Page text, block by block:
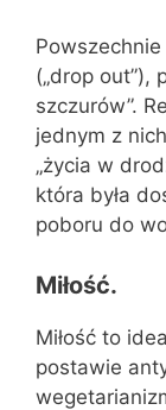
(„drop out”),
szczurów”.
jednym z
„życia w
która była
poboru do
Miłość.
Miłość to
postawie